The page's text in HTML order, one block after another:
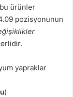
ürünler
pozisyonunun
yapraklar
)